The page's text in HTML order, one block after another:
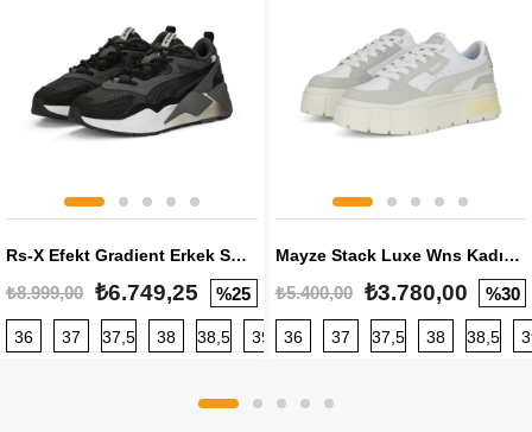
Rs-X Efekt Gradient Erkek Sneaker
₺8.999,00 ₺6.749,25 %25
36 37 37,5 38 38,5 39 40 40,5 41 42 42,5
Mayze Stack Luxe Wns Kadın Sneaker
₺5.400,00 ₺3.780,00 %30
36 37 37,5 38 38,5